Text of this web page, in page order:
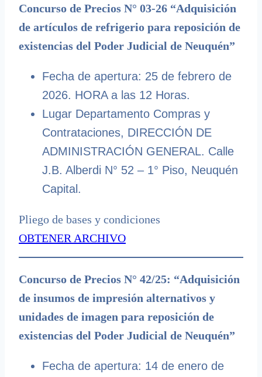
Concurso de Precios N° 03-26 “Adquisición
de artículos de refrigerio para reposición de
existencias del Poder Judicial de Neuquén”
Fecha de apertura: 25 de febrero de
2026. HORA a las 12 Horas.
Lugar Departamento Compras y
Contrataciones, DIRECCIÓN DE
ADMINISTRACIÓN GENERAL. Calle
J.B. Alberdi N° 52 – 1° Piso, Neuquén
Capital.
Pliego de bases y condiciones
OBTENER ARCHIVO
Concurso de Precios N° 42/25: “Adquisición
de insumos de impresión alternativos y
unidades de imagen para reposición de
existencias del Poder Judicial de Neuquén”
Fecha de apertura: 14 de enero de